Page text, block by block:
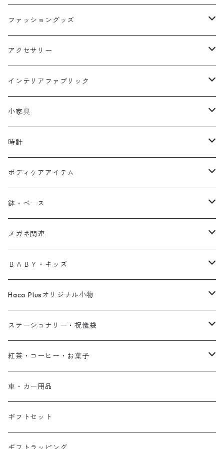
丼
箸置
KINTO
ティーポット
マグ
コースター
作家さんもの
ティーポット・鍋敷き
木製アイテム
トレー
お椀
カトラリー
お箸
フォーク・スプーン
スリッパ
オブジェ・ベル
DIY
フック
タオルバー
トレー
カゴ
ダストBOX
ティッシュケース
アートボード
トップス
ボトム
ファッショングッズ
バッグ
リュック
ショルダー
サブ
デニム
ソックス
サンダル・靴
サンダル
ストール・マフラー
手袋・アームウォーマー
手袋
アームウォーマー
帽子
傘
ポーチ
お財布
バッグチャーム・キーホルダー
アクセサリー
HARCH
ピアス
イヤリング
リング
バングル
イヤーカフ
インテリアファブリック
マルチカバー
ランチョンマット
マット・ラグ
ロング・キッチンマット
マット
エプロン
タオル
クッションカバー
小家具
ラック
傘立て
ミラー
収納カゴ
ゴミ箱
サイドテーブル
時計
壁掛け
アラーム・ベルクロック
ボディケアアイテム
ハンドクリーム
ソープ
ボディクリーム
スプレー
鉢・ベース
鉢・ポット
花瓶・フラワーベース
ジョーロ/霧吹き
フェイクグリーン
メガネ関連
シニアグラス
メガネケース
ＢＡＢＹ・キッズ
ファッショングッズ
帽子
Haco Plusオリジナル小物
雑貨
ブックカバー
フセンセット
コーヒー
クリアファイル
ステーショナリー・祝儀袋
ノート
祝儀袋
便箋・手紙
フセン
紅茶・コーヒー・お菓子
紅茶
コーヒー
お菓子
車・カー用品
ギフトセット